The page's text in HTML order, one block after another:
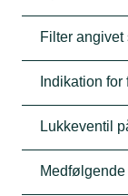
Filter angivet
Indikation
Lukkeventil